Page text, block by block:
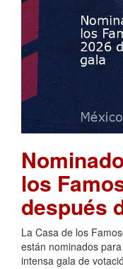
los
después
La Casa de los
están nominados
intensa gala de